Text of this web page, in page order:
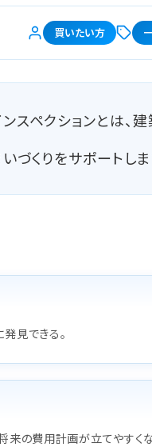
買いたい方
クションとは、建
くりをサポートしま
見できる。
来の費用計画が立てやすく